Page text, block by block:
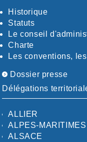
Historique
Statuts
Le conseil
Charte
Les conventions,
Dossier presse
Délégations
ALLIER
ALPES-MARITIMES
ALSACE